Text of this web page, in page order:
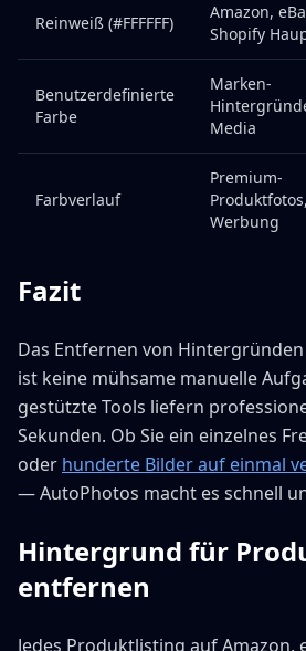
Reinweiß (#FFFFFF)
Amazon,
Shopify
Benutzerdefinierte
Farbe
Marken-
Media
Farbverlauf
Premium-
Produktfotos,
Werbung
Fazit
Das Entfernen von
ist keine mühsame manuelle
gestützte Tools liefern
Sekunden. Ob Sie ein einzelnes
oder hunderte Bilder auf einmal
— AutoPhotos macht es schnell
Hintergrund für
entfernen
Jedes Produktlisting auf Amazon,